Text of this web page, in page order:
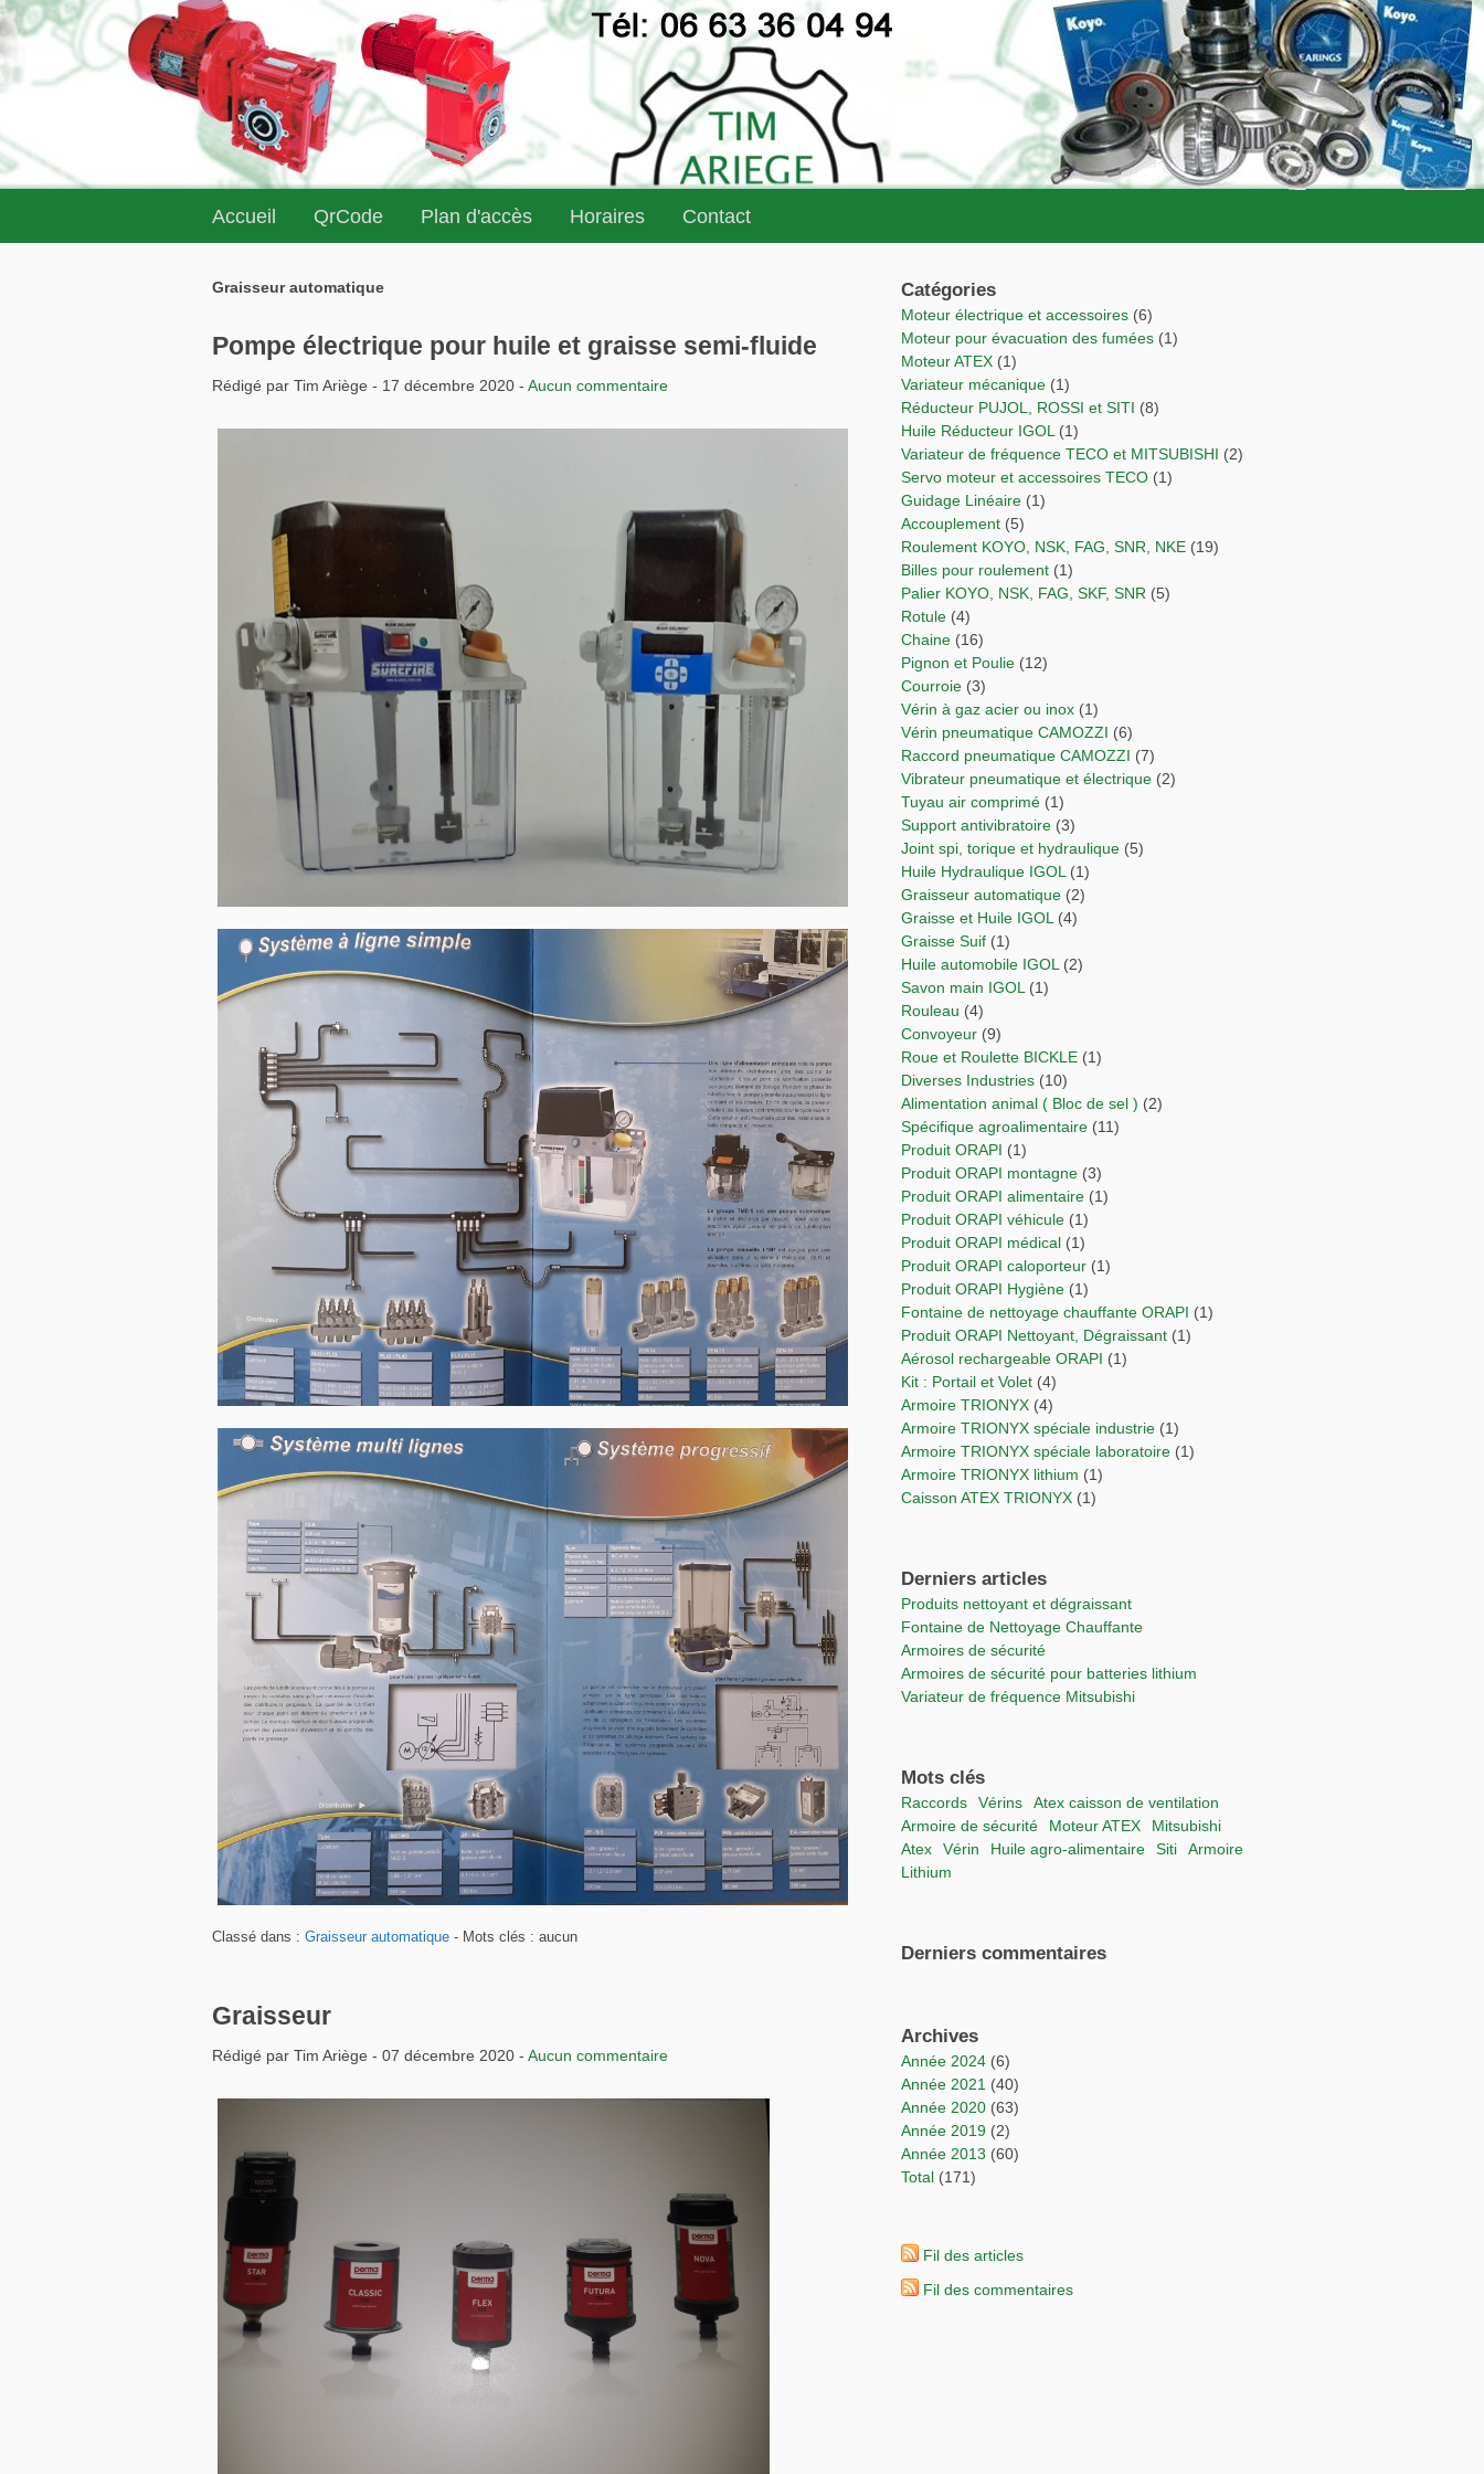
Accueil QrCode Plan d'accès Horaires Contact
Graisseur automatique
Pompe électrique pour huile et graisse semi-fluide
Rédigé par Tim Ariège - 17 décembre 2020 - Aucun commentaire
Classé dans : Graisseur automatique - Mots clés : aucun
Graisseur
Rédigé par Tim Ariège - 07 décembre 2020 - Aucun commentaire
Catégories
Moteur électrique et accessoires (6)
Moteur pour évacuation des fumées (1)
Moteur ATEX (1)
Variateur mécanique (1)
Réducteur PUJOL, ROSSI et SITI (8)
Huile Réducteur IGOL (1)
Variateur de fréquence TECO et MITSUBISHI (2)
Servo moteur et accessoires TECO (1)
Guidage Linéaire (1)
Accouplement (5)
Roulement KOYO, NSK, FAG, SNR, NKE (19)
Billes pour roulement (1)
Palier KOYO, NSK, FAG, SKF, SNR (5)
Rotule (4)
Chaine (16)
Pignon et Poulie (12)
Courroie (3)
Vérin à gaz acier ou inox (1)
Vérin pneumatique CAMOZZI (6)
Raccord pneumatique CAMOZZI (7)
Vibrateur pneumatique et électrique (2)
Tuyau air comprimé (1)
Support antivibratoire (3)
Joint spi, torique et hydraulique (5)
Huile Hydraulique IGOL (1)
Graisseur automatique (2)
Graisse et Huile IGOL (4)
Graisse Suif (1)
Huile automobile IGOL (2)
Savon main IGOL (1)
Rouleau (4)
Convoyeur (9)
Roue et Roulette BICKLE (1)
Diverses Industries (10)
Alimentation animal ( Bloc de sel ) (2)
Spécifique agroalimentaire (11)
Produit ORAPI (1)
Produit ORAPI montagne (3)
Produit ORAPI alimentaire (1)
Produit ORAPI véhicule (1)
Produit ORAPI médical (1)
Produit ORAPI caloporteur (1)
Produit ORAPI Hygiène (1)
Fontaine de nettoyage chauffante ORAPI (1)
Produit ORAPI Nettoyant, Dégraissant (1)
Aérosol rechargeable ORAPI (1)
Kit : Portail et Volet (4)
Armoire TRIONYX (4)
Armoire TRIONYX spéciale industrie (1)
Armoire TRIONYX spéciale laboratoire (1)
Armoire TRIONYX lithium (1)
Caisson ATEX TRIONYX (1)
Derniers articles
Produits nettoyant et dégraissant
Fontaine de Nettoyage Chauffante
Armoires de sécurité
Armoires de sécurité pour batteries lithium
Variateur de fréquence Mitsubishi
Mots clés
raccords vérins
Atex caisson de ventilation
Armoire de sécurité
moteur ATEX
Mitsubishi
Atex
vérin Huile agro-alimentaire Siti
Armoire
lithium
Derniers commentaires
Archives
année 2024 (6)
année 2021 (40)
année 2020 (63)
année 2019 (2)
année 2013 (60)
total (171)
Fil des articles
Fil des commentaires